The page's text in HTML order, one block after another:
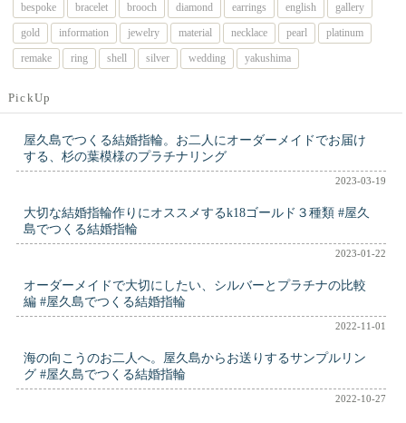
bespoke bracelet brooch diamond earrings english
gallery
gold
information jewelry material necklace pearl
platinum
remake
ring shell silver wedding yakushima
PickUp
屋久島でつくる結婚指輪。お二人にオーダーメイドでお届け
する、杉の葉模様のプラチナリング
2023-03-19
大切な結婚指輪作りにオススメするk18ゴールド３種類 #屋久
島でつくる結婚指輪
2023-01-22
オーダーメイドで大切にしたい、シルバーとプラチナの比較
編 #屋久島でつくる結婚指輪
2022-11-01
海の向こうのお二人へ。屋久島からお送りするサンプルリン
グ #屋久島でつくる結婚指輪
2022-10-27